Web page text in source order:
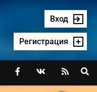
Вход
Регистрация
  